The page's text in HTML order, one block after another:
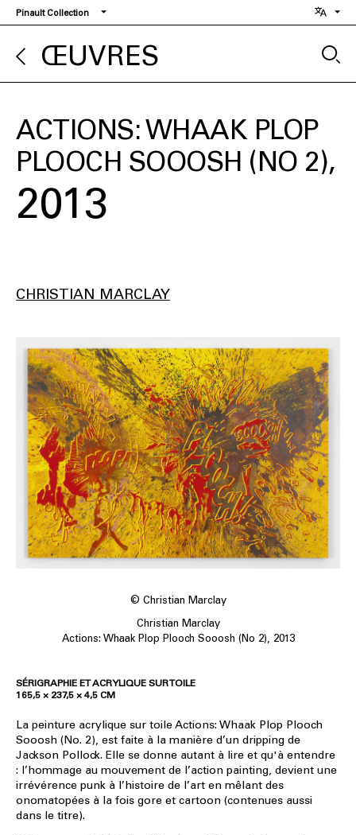
Aller
au
contenu
principal
Pinault Collection
ŒUVRES
ACTIONS: WHAAK PLOP
PLOOCH SOOOSH (NO 2)
2013
CHRISTIAN MARCLAY
© Christian Marclay
Christian Marclay
Actions: Whaak Plop Plooch Sooosh (No 2), 2013
SÉRIGRAPHIE ET ACRYLIQUE SUR TOILE
165,5 × 237,5 × 4,5 CM
La peinture acrylique sur toile Actions: Whaak Plop Plooch
Sooosh (No. 2), est faite à la manière d’un dripping de
Jackson Pollock. Elle se donne autant à lire et qu'à entendre
: l’hommage au mouvement de l’action painting, devient une
irrévérence punk à l’histoire de l’art en mêlant des
onomatopées à la fois gore et cartoon (contenues aussi
dans le titre).